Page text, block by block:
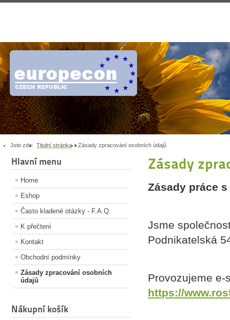
Jste zde: Titulní stránka Zásady zpracování osobních údajů
Hlavní menu
Home
Eshop
Často kladené otázky - F.A.Q.
K přečtení
Kontakt
Obchodní podmínky
Zásady zpracování osobních
údajů
Nákupní košík
Zásady
Zásady práce
Jsme
Podnikatelská
Provozujeme e-
https://